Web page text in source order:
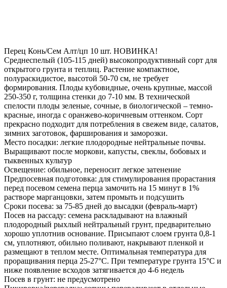
Перец Конь/Сем Алт/цп 10 шт. НОВИНКА!
Среднеспелый (105-115 дней) высокопродуктивный сорт для
открытого грунта и теплиц. Растение компактное,
полураскидистое, высотой 50-70 см, не требует
формирования. Плоды кубовидные, очень крупные, массой
250-350 г, толщина стенки до 7-10 мм. В технической
спелости плоды зеленые, сочные, в биологической – темно-
красные, иногда с оранжево-коричневым оттенком. Сорт
прекрасно подходит для потребления в свежем виде, салатов,
зимних заготовок, фарширования и заморозки.
Место посадки: легкие плодородные нейтральные почвы.
Выращивают после моркови, капусты, свеклы, бобовых и
тыквенных культур
Освещение: обильное, переносит легкое затенение
Предпосевная подготовка: для стимулирования прорастания
перед посевом семена перца замочить на 15 минут в 1%
растворе марганцовки, затем промыть и подсушить
Сроки посева: за 75-85 дней до высадки (февраль-март)
Посев на рассаду: семена раскладывают на влажный
плодородный рыхлый нейтральный грунт, предварительно
хорошо уплотнив основание. Присыпают слоем грунта 0,8-1
см, уплотняют, обильно поливают, накрывают пленкой и
размещают в теплом месте. Оптимальная температура для
проращивания перца 25-27°С. При температуре грунта 15°С и
ниже появление всходов затягивается до 4-6 недель
Посев в грунт: не предусмотрено